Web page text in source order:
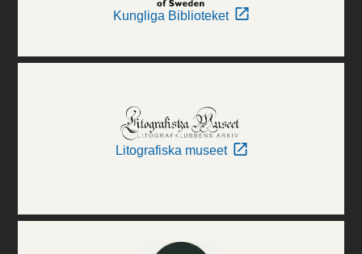
Kungliga Biblioteket
Litografiska museet